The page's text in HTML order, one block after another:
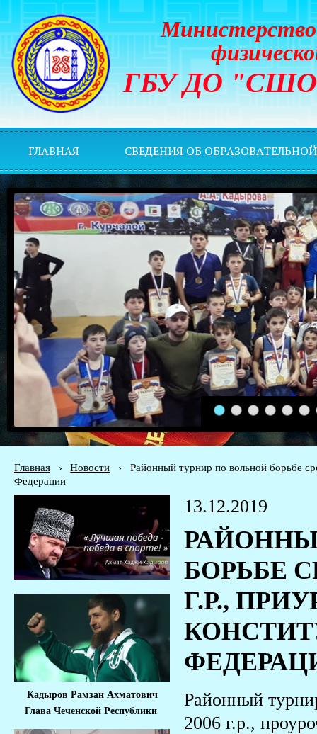
Министерство
ГБУ ДО "СШОР
ГЛАВНАЯ СВЕДЕНИЯ ОБ
1 2 3 4 5 6
Главная › Новости ›
Районный турнир по вольной борьбе
Федерации
Кадыров Рамзан Ахматович
Глава Чеченской Республики
13.12.2019
БОРЬБЕ
Г.Р.,
Районный
2006 г.р.,